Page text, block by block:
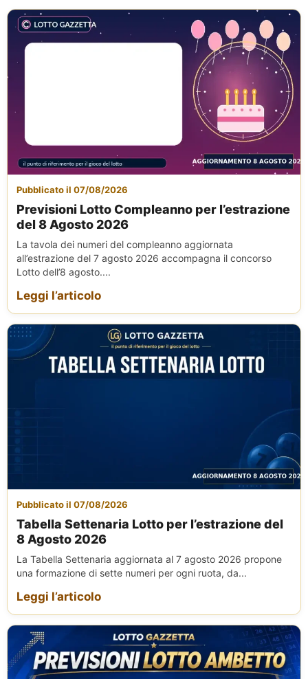
Pubblicato il 07/08/2026
Previsioni Lotto Compleanno per l’estrazione
del 8 Agosto 2026
La tavola dei numeri del compleanno aggiornata
all’estrazione del 7 agosto 2026 accompagna il concorso
Lotto dell’8 agosto....
Leggi l’articolo
Pubblicato il 07/08/2026
Tabella Settenaria Lotto per l’estrazione del
8 Agosto 2026
La Tabella Settenaria aggiornata al 7 agosto 2026 propone
una formazione di sette numeri per ogni ruota, da...
Leggi l’articolo